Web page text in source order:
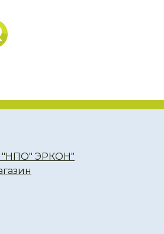
"НПО" ЭРКОН"